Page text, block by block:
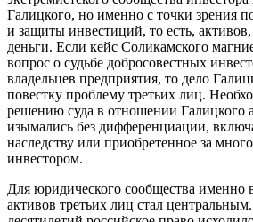
Галицкого, но именно с точки зрения
и защиты инвестиций, то есть,
деньги. Если кейс Соликамского
вопрос о судьбе добросовестных
владельцев предприятия, то дело
повестку проблему третьих лиц.
решению суда в отношении Галицкого
изымались без дифференциации,
наследству или приобретенное за
инвестором.
Для юридического сообщества именно
активов третьих лиц стал